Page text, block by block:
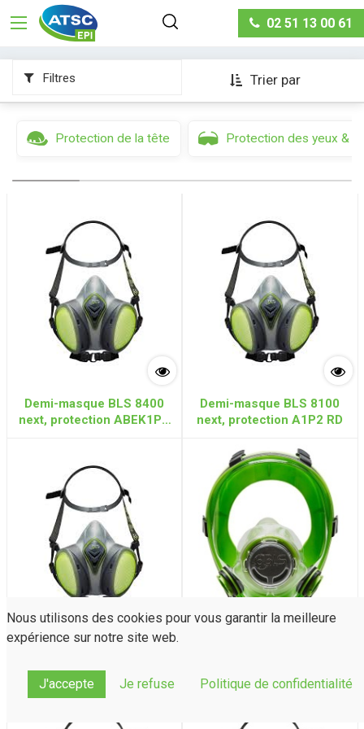
02 51 13 00 61
Protection respiratoire
Masques et demi-masques à
cartouches
Filtres Trier par
Protection de la tête Protection des yeux &
Demi-masque BLS 8400
next, protection ABEK1P3
Demi-masque BLS 8100
next, protection A1P2 RD
Nous utilisons des cookies pour vous garantir la meilleure
expérience sur notre site web.
J'accepte Je refuse Politique de confidentialité